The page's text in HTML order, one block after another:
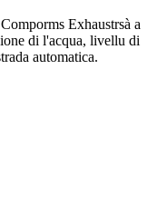
Exhaustrsà a
di l'acqua, livellu di
automatica.